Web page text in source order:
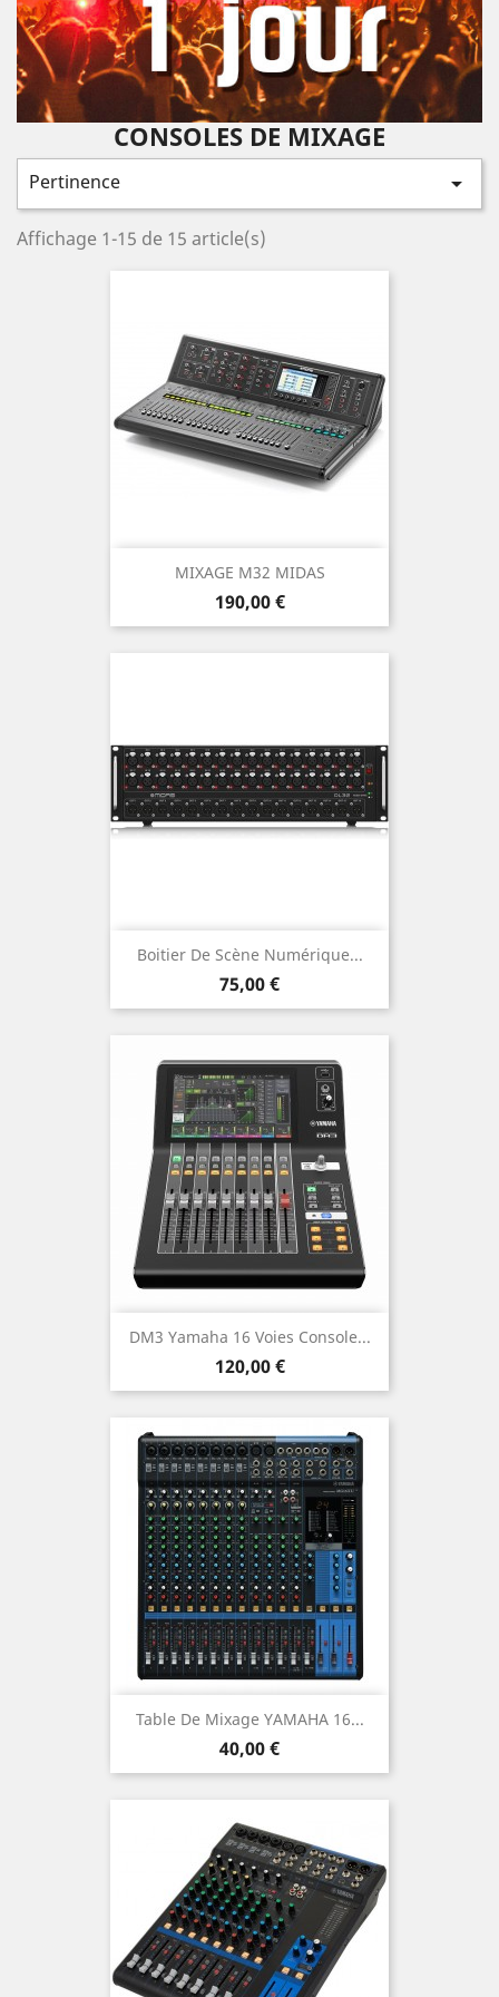
CONSOLES DE MIXAGE
Pertinence 
Affichage 1-15 de 15 article(s)
MIXAGE M32 MIDAS
Prix
190,00 €
Boitier De Scène Numérique...
Prix
75,00 €
DM3 Yamaha 16 Voies Console...
Prix
120,00 €
Table De Mixage YAMAHA 16...
Prix
40,00 €